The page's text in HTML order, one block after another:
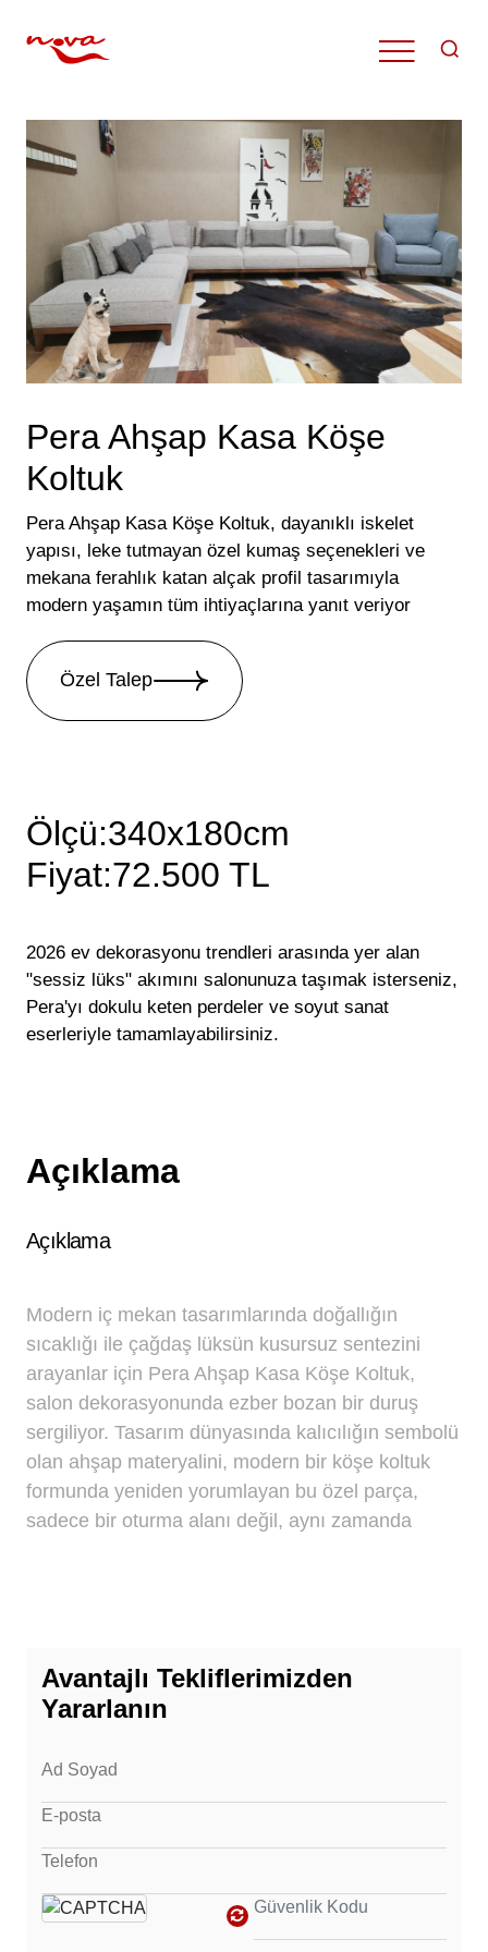
Pera Ahşap Kasa Köşe
Koltuk
Pera Ahşap Kasa Köşe Koltuk, dayanıklı iskelet
yapısı, leke tutmayan özel kumaş seçenekleri ve
mekana ferahlık katan alçak profil tasarımıyla
modern yaşamın tüm ihtiyaçlarına yanıt veriyor
Özel Talep
Ölçü:340x180cm
Fiyat:72.500 TL
2026 ev dekorasyonu trendleri arasında yer alan
"sessiz lüks" akımını salonunuza taşımak isterseniz,
Pera'yı dokulu keten perdeler ve soyut sanat
eserleriyle tamamlayabilirsiniz.
Açıklama
Açıklama
Modern iç mekan tasarımlarında doğallığın
sıcaklığı ile çağdaş lüksün kusursuz sentezini
arayanlar için Pera Ahşap Kasa Köşe Koltuk,
salon dekorasyonunda ezber bozan bir duruş
sergiliyor. Tasarım dünyasında kalıcılığın sembolü
olan ahşap materyalini, modern bir köşe koltuk
formunda yeniden yorumlayan bu özel parça,
sadece bir oturma alanı değil, aynı zamanda
Doğal Malzemenin Mimari Estetikle Buluşması
unsuru, koltuğun tüm iskeletini bir mücevher gibi
çevreleyen masif ahşap kasa detayıdır. Görselde
yükselen bu ahşap platform, mobilyaya hem
organik bir sıcaklık katıyor hem de tasarımın
genelinde sarsılmaz bir güven hissi uyandırıyor.
Avantajlı Tekliflerimizden
Yararlanın